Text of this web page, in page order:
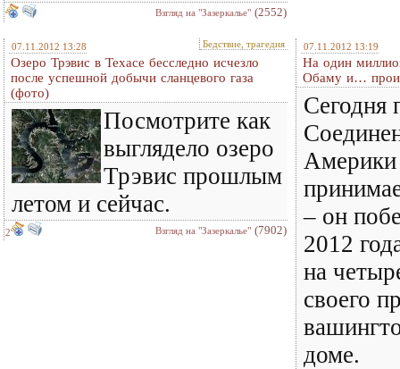
Взгляд на "Зазеркалье" (2552)
07.11.2012 13:28 Бедствие, трагедия
Озеро Трэвис в Техасе бесследно исчезло
после успешной добычи сланцевого газа
(фото)
Посмотрите как
выглядело озеро
Трэвис прошлым
летом и сейчас.
2 Взгляд на "Зазеркалье" (7902)
07.11.2012 13:19
На один
Обаму и…
Сегодня
– он
2012
на
своего
доме.